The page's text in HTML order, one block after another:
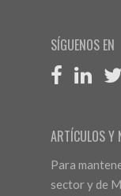
SÍGUENOS EN
ARTÍCULOS Y
Para
sector y de